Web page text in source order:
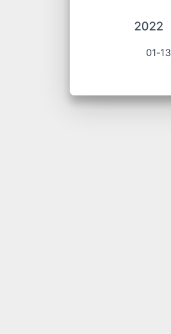
2022
01-13